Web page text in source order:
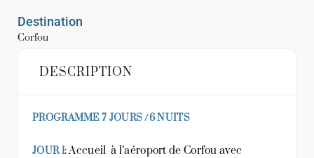
Destination
Corfou
DESCRIPTION
PROGRAMME 7 JOURS /6 NUITS
JOUR 1: Accueil à l’aéroport de Corfou avec